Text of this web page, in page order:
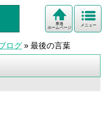
メニュー
東進
ホームページ
ログ » 最後の言葉